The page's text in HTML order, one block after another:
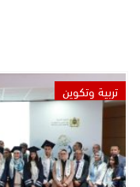
تربية وتكوين